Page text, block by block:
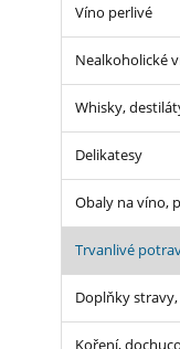
Víno perlivé
Nealkoholické
Whisky,
Delikatesy
Obaly na víno,
Trvanlivé
Doplňky
Koření,